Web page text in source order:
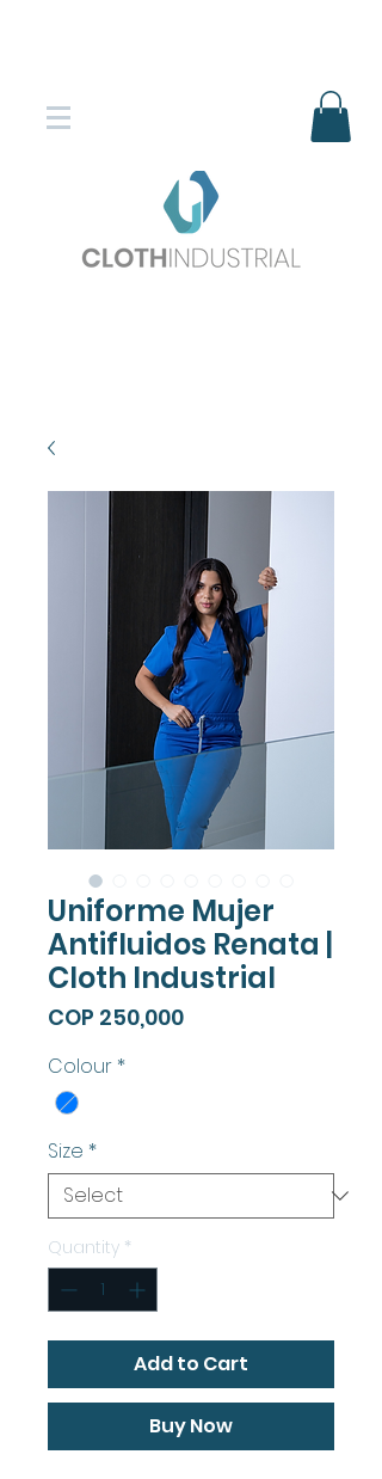
Uniforme Mujer
Antifluidos Renata |
Cloth Industrial
COP 250,000Price
Colour *
Size *
Quantity *
Add to Cart
Buy Now